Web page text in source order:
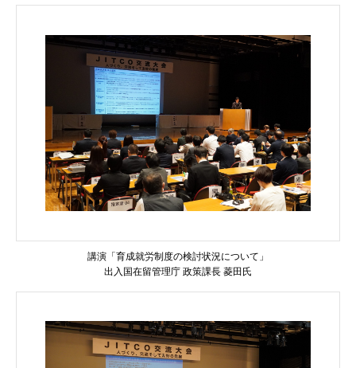
講演「育成就労制度の検討状況について」
出入国在留管理庁 政策課長 菱田氏